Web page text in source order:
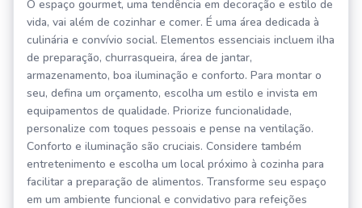
O espaço gourmet, uma tendência em decoração e estilo de
vida, vai além de cozinhar e comer. É uma área dedicada à
culinária e convívio social. Elementos essenciais incluem ilha
de preparação, churrasqueira, área de jantar,
armazenamento, boa iluminação e conforto. Para montar o
seu, defina um orçamento, escolha um estilo e invista em
equipamentos de qualidade. Priorize funcionalidade,
personalize com toques pessoais e pense na ventilação.
Conforto e iluminação são cruciais. Considere também
entretenimento e escolha um local próximo à cozinha para
facilitar a preparação de alimentos. Transforme seu espaço
em um ambiente funcional e convidativo para refeições